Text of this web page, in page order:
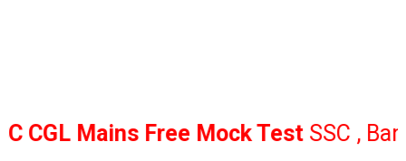
Mains Free Mock TestSSC , Bank